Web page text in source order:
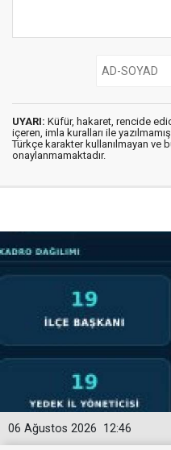
UYARI: Küfür, hakaret, rencide
içeren, imla kuralları ile
Türkçe karakter kullanılmayan ve
onaylanmamaktadır.
12:46
06 Ağustos 2026